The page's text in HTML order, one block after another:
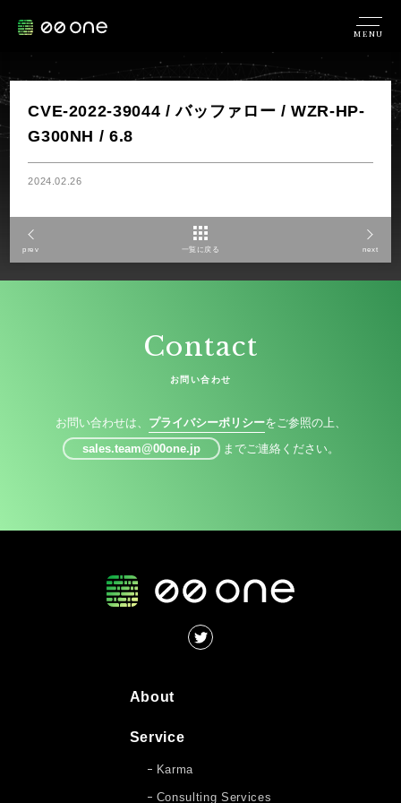
MENU
CVE-2022-39044 / バッファロー / WZR-HP-
G300NH / 6.8
2024.02.26
prev 一覧に戻る next
Contact
お問い合わせ
お問い合わせは、 プライバシーポリシーをご参照の上、
sales.team@00one.jp
までご連絡ください。
About
Service
Karma
Consulting Services